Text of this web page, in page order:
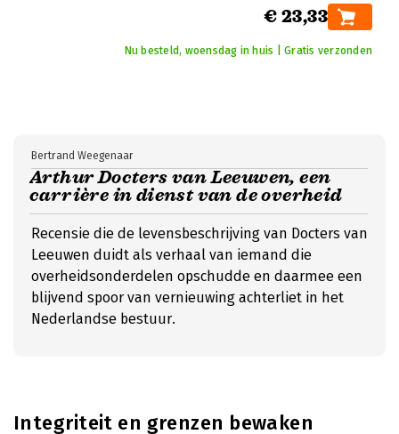
€ 23,33
Nu besteld, woensdag in huis | Gratis verzonden
Arthur Docters van Leeuwen, een
carrière in dienst van de overheid
Bertrand Weegenaar
Recensie die de levensbeschrijving van Docters van
Leeuwen duidt als verhaal van iemand die
overheidsonderdelen opschudde en daarmee een
blijvend spoor van vernieuwing achterliet in het
Nederlandse bestuur.
Integriteit en grenzen bewaken